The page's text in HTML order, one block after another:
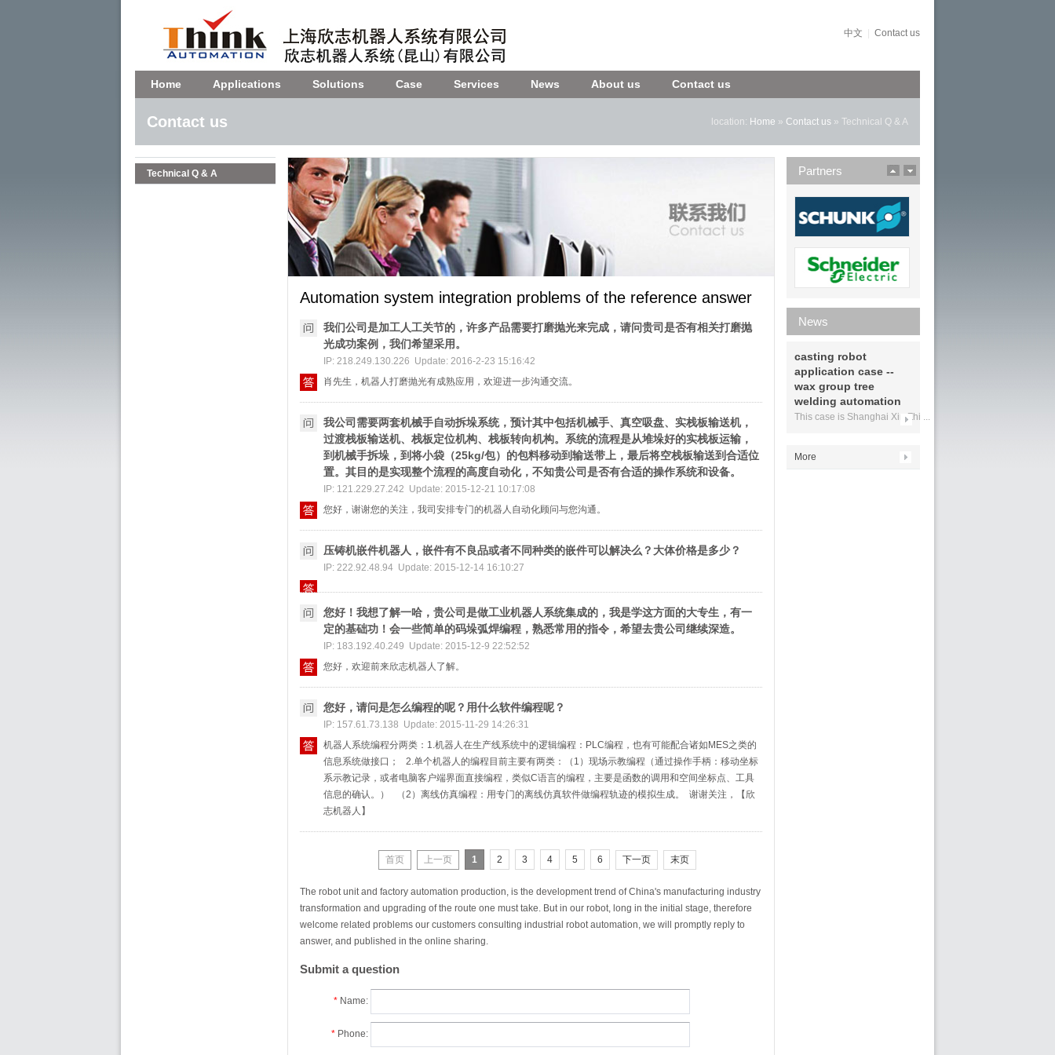
中文 Contact us
Home Applications Solutions Case Services News About us Contact us
location: Home » Contact us » Technical Q & A
Contact us
Technical Q & A
Automation system integration problems of the reference answer
我们公司是加工人工关节的，许多产品需要打磨抛光来完成，请问贵司是否有相关打磨抛
光成功案例，我们希望采用。
IP: 218.249.130.226 Update: 2016-2-23 15:16:42
肖先生，机器人打磨抛光有成熟应用，欢迎进一步沟通交流。
我公司需要两套机械手自动拆垛系统，预计其中包括机械手、真空吸盘、实栈板输送机，
过渡栈板输送机、栈板定位机构、栈板转向机构。系统的流程是从堆垛好的实栈板运输，
到机械手拆垛，到将小袋（25kg/包）的包料移动到输送带上，最后将空栈板输送到合适位
置。其目的是实现整个流程的高度自动化，不知贵公司是否有合适的操作系统和设备。
IP: 121.229.27.242 Update: 2015-12-21 10:17:08
您好，谢谢您的关注，我司安排专门的机器人自动化顾问与您沟通。
压铸机嵌件机器人，嵌件有不良品或者不同种类的嵌件可以解决么？大体价格是多少？
IP: 222.92.48.94 Update: 2015-12-14 16:10:27
您好！我想了解一哈，贵公司是做工业机器人系统集成的，我是学这方面的大专生，有一
定的基础功！会一些简单的码垛弧焊编程，熟悉常用的指令，希望去贵公司继续深造。
IP: 183.192.40.249 Update: 2015-12-9 22:52:52
您好，欢迎前来欣志机器人了解。
您好，请问是怎么编程的呢？用什么软件编程呢？
IP: 157.61.73.138 Update: 2015-11-29 14:26:31
机器人系统编程分两类：1.机器人在生产线系统中的逻辑编程：PLC编程，也有可能配合诸如MES之类的
信息系统做接口； 2.单个机器人的编程目前主要有两类：（1）现场示教编程（通过操作手柄：移动坐标
系示教记录，或者电脑客户端界面直接编程，类似C语言的编程，主要是函数的调用和空间坐标点、工具
信息的确认。） （2）离线仿真编程：用专门的离线仿真软件做编程轨迹的模拟生成。 谢谢关注，【欣
志机器人】
首页 上一页 1 2 3 4 5 6 下一页 末页
The robot unit and factory automation production, is the development trend of China's manufacturing industry
transformation and upgrading of the route one must take. But in our robot, long in the initial stage, therefore
welcome related problems our customers consulting industrial robot automation, we will promptly reply to
answer, and published in the online sharing.
Submit a question
* Name:
* Phone:
Partners
News
casting robot
application case --
wax group tree
welding automation
This case is Shanghai Xin Zhi ...
More